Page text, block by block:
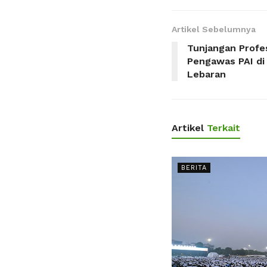
Artikel Sebelumnya
Tunjangan
Pengawas PAI
Lebaran
Artikel Terkait
BERITA